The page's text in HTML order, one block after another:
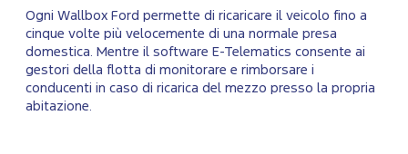
Ogni Wallbox Ford permette di ricaricare il veicolo fino a
cinque volte più velocemente di una normale presa
domestica. Mentre il software E-Telematics consente ai
gestori della flotta di monitorare e rimborsare i
conducenti in caso di ricarica del mezzo presso la propria
abitazione.